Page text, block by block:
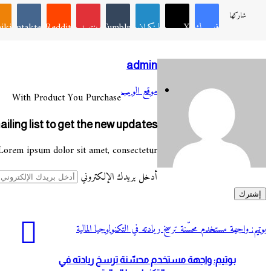
شاركها
فيسبوك X
لينكدإن Tumblr بينتيريستReddit
VKontakte
admin
موقع الويبWith Product You Purchase
list to get the new updates!
ipsum dolor sit amet, consectetur.
أدخل بريدك الإلكتروني
بوتيم: واجهة مستخدم محسّنة ترسخ ريادته في التكنولوجيا المالية
بوتيم: واجهة مستخدم محسّنة ترسخ ريادته في